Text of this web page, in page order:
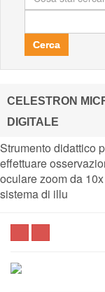
Cerca
CELESTRON
DIGITALE
Strumento didattico
effettuare
oculare zoom da
sistema di illu